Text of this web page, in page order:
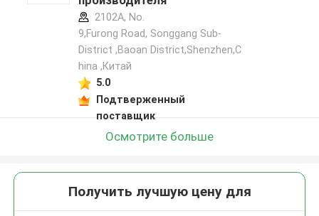
2102A, No.
9,Furong Road, Songgang Sub-
District ,Baoan District,Shenzhen,C
hina ,Китай
5.0
Подтверженный
поставщик
Осмотрите больше
Получить лучшую цену для